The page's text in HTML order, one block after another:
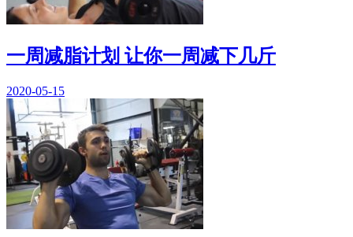
一周减脂计划 让你一周减下几斤
2020-05-15